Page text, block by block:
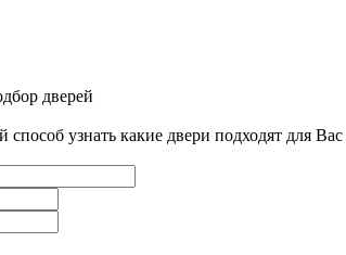
дверей
узнать какие двери подходят для Вас